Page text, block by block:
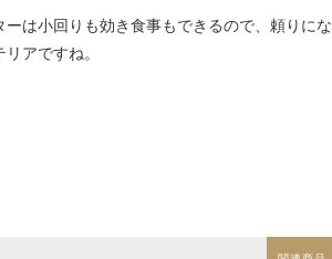
ーは小回りも効き食事もできるので、頼りにな
アですね。